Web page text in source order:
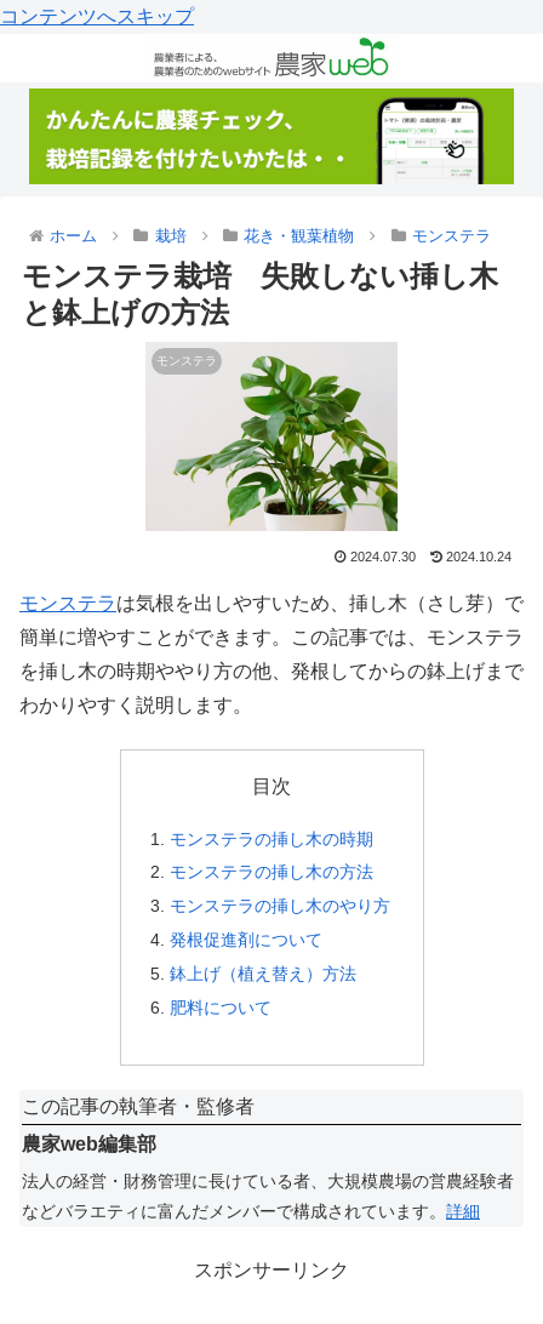
コンテンツへスキップ
ホーム 栽培 花き・観葉植物 モンステラ
モンステラ栽培 失敗しない挿し木
と鉢上げの方法
モンステラ
2024.07.30 2024.10.24
モンステラは気根を出しやすいため、挿し木（さし芽）で
簡単に増やすことができます。この記事では、モンステラ
を挿し木の時期ややり方の他、発根してからの鉢上げまで
わかりやすく説明します。
目次
モンステラの挿し木の時期
モンステラの挿し木の方法
モンステラの挿し木のやり方
発根促進剤について
鉢上げ（植え替え）方法
肥料について
この記事の執筆者・監修者
農家web編集部
法人の経営・財務管理に長けている者、大規模農場の営農経験者
などバラエティに富んだメンバーで構成されています。 詳細
スポンサーリンク